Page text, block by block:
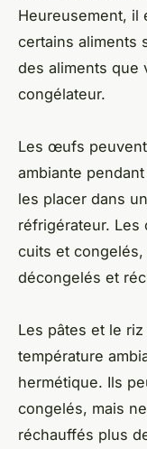
Heureusement, il
certains aliments
des aliments que
congélateur.
Les œufs
ambiante
les placer dans
réfrigérateur.
cuits et
décongelés et
Les pâtes et le
température
hermétique. Ils
congelés, mais
réchauffés plus